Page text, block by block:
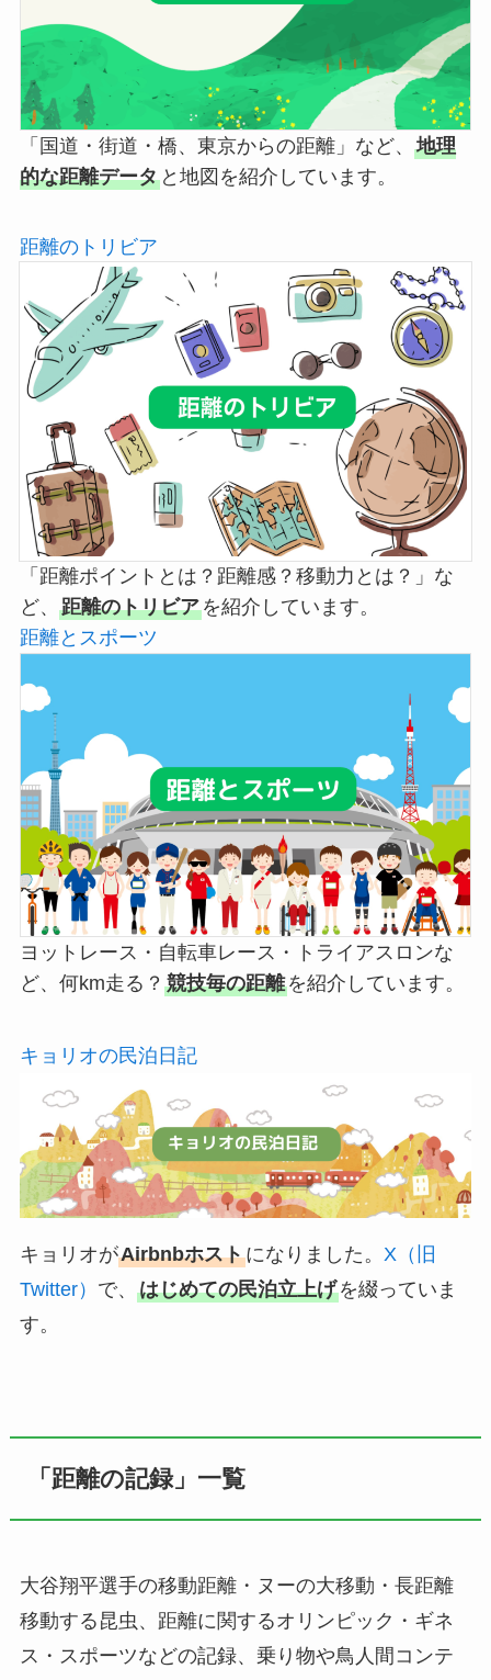
「国道・街道・橋、東京からの距離」など、 地理
的な距離データと地図を紹介しています。
距離のトリビア
「距離ポイントとは？距離感？移動力とは？」な
ど、 距離のトリビアを紹介しています。
距離とスポーツ
ヨットレース・自転車レース・トライアスロンな
ど、何km走る？ 競技毎の距離を紹介しています。
キョリオの民泊日記
キョリオがAirbnbホストになりました。 X（旧
Twitter） で、 はじめての民泊立上げを綴っていま
す。
「距離の記録」一覧
大谷翔平選手の移動距離・ヌーの大移動・長距離
移動する昆虫、距離に関するオリンピック・ギネ
ス・スポーツなどの記録、乗り物や鳥人間コンテ